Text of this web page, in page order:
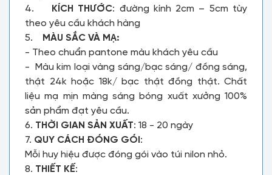
4.
KÍCH THƯỚC: đường kính 2cm – 5cm tùy
theo yêu cầu khách hàng
5.
MÀU SẮC VÀ MẠ:
- Theo chuẩn pantone màu khách yêu cầu
- Màu kim loại vàng sáng/bạc sáng/ đồng sáng,
thật 24k hoặc 18k/ bạc thật đồng thật. Chất
liệu mạ mịn màng sáng bóng xuất xưởng 100%
sản phẩm đạt yêu cầu.
6. THỜI GIAN SẢN XUẤT: 18 - 20 ngày
7. QUY CÁCH ĐÓNG GÓI :
Mỗi huy hiệu được đóng gói vào túi nilon nhỏ.
8. THIẾT KẾ: